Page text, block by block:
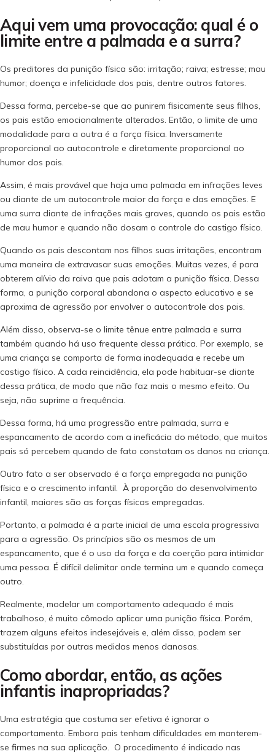
Aqui vem uma provocação: qual é o
limite entre a palmada e a surra?
Os preditores da punição física são: irritação; raiva; estresse; mau
humor; doença e infelicidade dos pais, dentre outros fatores.
Dessa forma, percebe-se que ao punirem fisicamente seus filhos,
os pais estão emocionalmente alterados. Então, o limite de uma
modalidade para a outra é a força física. Inversamente
proporcional ao autocontrole e diretamente proporcional ao
humor dos pais.
Assim, é mais provável que haja uma palmada em infrações leves
ou diante de um autocontrole maior da força e das emoções. E
uma surra diante de infrações mais graves, quando os pais estão
de mau humor e quando não dosam o controle do castigo físico.
Quando os pais descontam nos filhos suas irritações, encontram
uma maneira de extravasar suas emoções. Muitas vezes, é para
obterem alívio da raiva que pais adotam a punição física. Dessa
forma, a punição corporal abandona o aspecto educativo e se
aproxima de agressão por envolver o autocontrole dos pais.
Além disso, observa-se o limite tênue entre palmada e surra
também quando há uso frequente dessa prática. Por exemplo, se
uma criança se comporta de forma inadequada e recebe um
castigo físico. A cada reincidência, ela pode habituar-se diante
dessa prática, de modo que não faz mais o mesmo efeito. Ou
seja, não suprime a frequência.
Dessa forma, há uma progressão entre palmada, surra e
espancamento de acordo com a ineficácia do método, que muitos
pais só percebem quando de fato constatam os danos na criança.
Outro fato a ser observado é a força empregada na punição
física e o crescimento infantil. À proporção do desenvolvimento
infantil, maiores são as forças físicas empregadas.
Portanto, a palmada é a parte inicial de uma escala progressiva
para a agressão. Os princípios são os mesmos de um
espancamento, que é o uso da força e da coerção para intimidar
uma pessoa. É difícil delimitar onde termina um e quando começa
outro.
Realmente, modelar um comportamento adequado é mais
trabalhoso, é muito cômodo aplicar uma punição física. Porém,
trazem alguns efeitos indesejáveis e, além disso, podem ser
substituídas por outras medidas menos danosas.
Como abordar, então, as ações
infantis inapropriadas?
Uma estratégia que costuma ser efetiva é ignorar o
comportamento. Embora pais tenham dificuldades em manterem-
se firmes na sua aplicação. O procedimento é indicado nas